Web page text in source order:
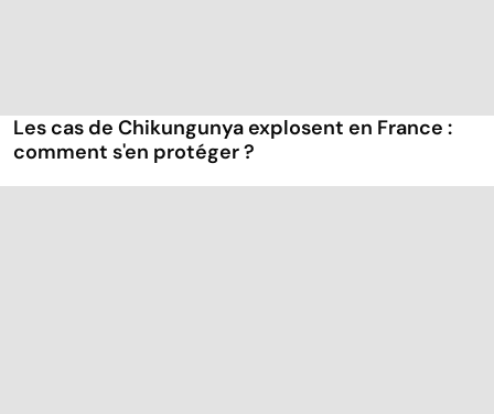
Les cas de Chikungunya explosent en France :
comment s'en protéger ?